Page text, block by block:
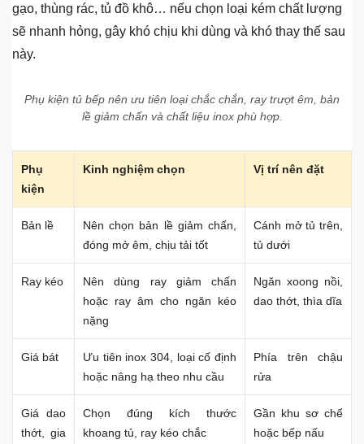
gạo, thùng rác, tủ đồ khô… nếu chọn loại kém chất lượng
sẽ nhanh hỏng, gây khó chịu khi dùng và khó thay thế sau
này.
Phụ kiện tủ bếp nên ưu tiên loại chắc chắn, ray trượt êm, bản
lề giảm chấn và chất liệu inox phù hợp.
Phụ
kiện
Kinh nghiệm chọn Vị trí nên đặt
Bản lề
Nên chọn bản lề giảm chấn,
đóng mở êm, chịu tải tốt
Cánh mở tủ trên,
tủ dưới